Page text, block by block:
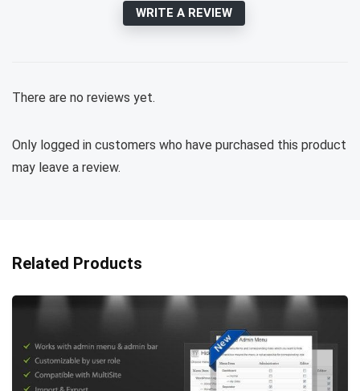
WRITE A REVIEW
There are no reviews yet.
Only logged in customers who have purchased this product
may leave a review.
Related Products